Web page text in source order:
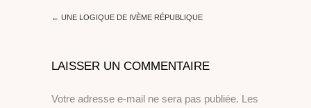
← UNE LOGIQUE DE IVÈME RÉPUBLIQUE
LAISSER UN COMMENTAIRE
Votre adresse e-mail ne sera pas publiée. Les